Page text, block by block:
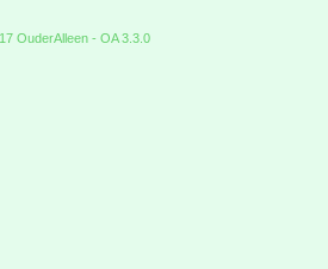
OuderAlleen - OA 3.3.0